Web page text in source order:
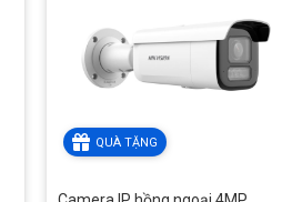
QUÀ TẶNG